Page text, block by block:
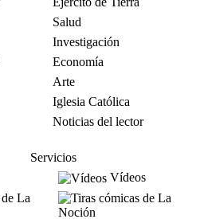
Salud
Investigación
Economía
Arte
Iglesia Católica
Noticias del lector
Servicios
Vídeos